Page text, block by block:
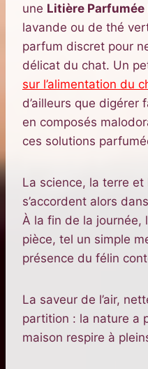
une Litière Parfumée
lavande ou de thé
parfum discret pour
délicat du chat. Un
sur l’alimentation du
d’ailleurs que
en composés
ces solutions
La science, la terre et
s’accordent alors
À la fin de la journée,
pièce, tel un simple
présence du félin
La saveur de l’air,
partition : la nature a
maison respire à